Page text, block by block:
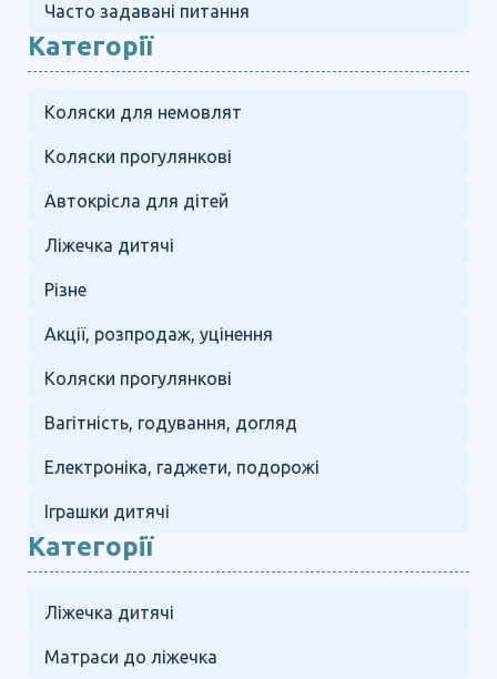
Часто задавані питання
Категорії
Коляски для немовлят
Коляски прогулянкові
Автокрісла для дітей
Ліжечка дитячі
Різне
Акції, розпродаж, уцінення
Коляски прогулянкові
Вагітність, годування, догляд
Електроніка, гаджети, подорожі
Іграшки дитячі
Категорії
Ліжечка дитячі
Матраси до ліжечка